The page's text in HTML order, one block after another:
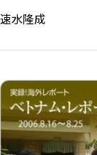
速水隆成